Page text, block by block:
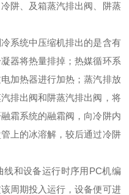
阱、及箱蒸汽排出阀、阱蒸
统中压缩机排出的是含有
器将热量排掉；热媒循环系
加热器进行加热；蒸汽排放
排出阀和阱蒸汽排出阀，将
霜系统的融霜阀，向冷阱内
上的冰溶解，较后通过冷阱
和设备运行时序用PC机编
周期投入运行，设备便可进